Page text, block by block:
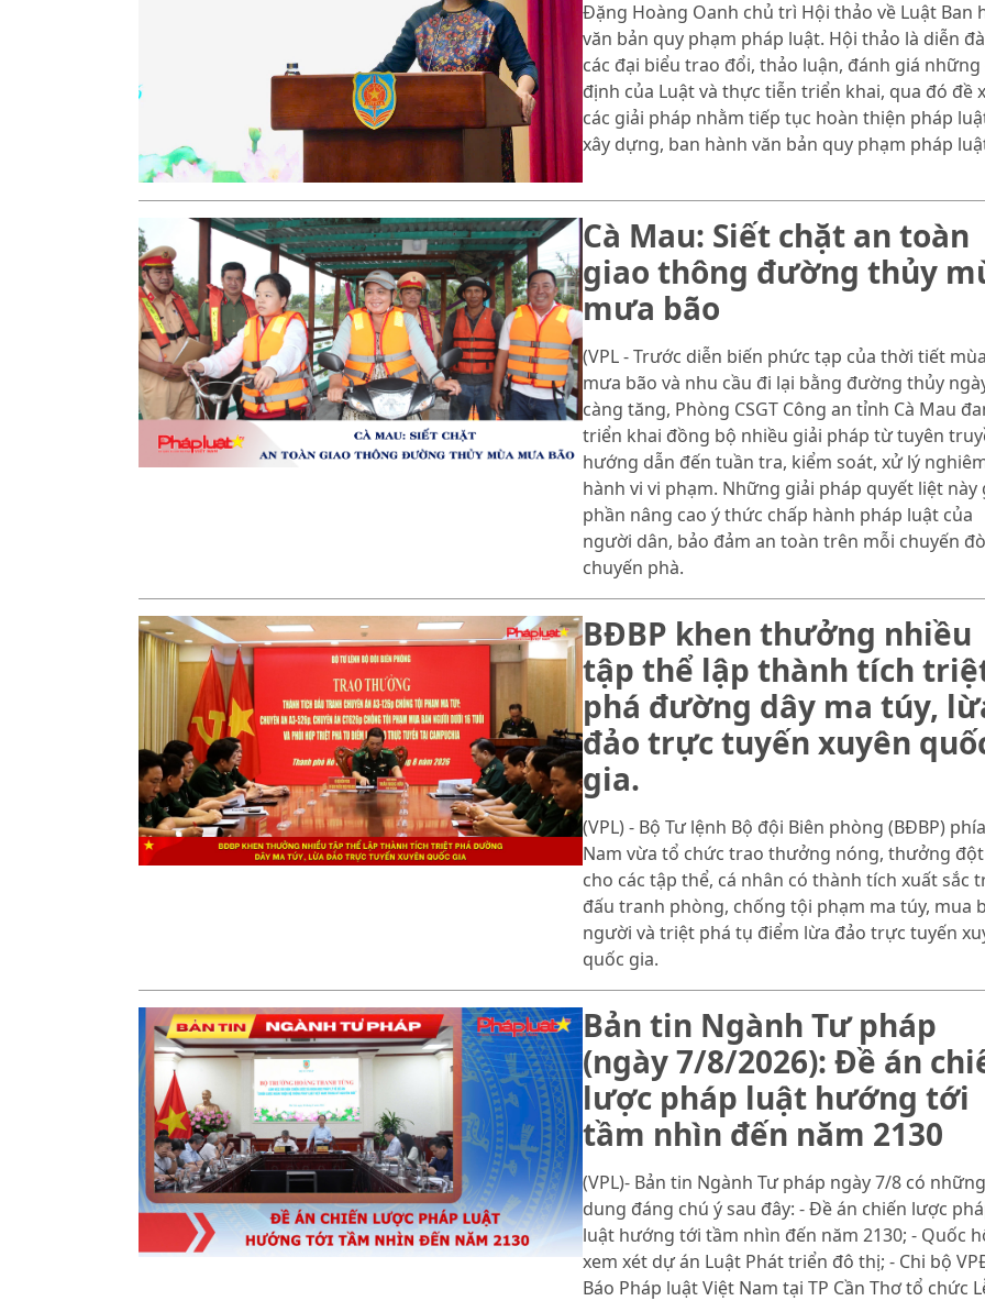
Đặng Hoàng Oanh chủ trì Hội thảo về Luật Ban
văn bản quy phạm pháp luật. Hội thảo là diễn
các đại biểu trao đổi, thảo luận, đánh giá những
định của Luật và thực tiễn triển khai, qua đó đề
các giải pháp nhằm tiếp tục hoàn thiện pháp
xây dựng, ban hành văn bản quy phạm pháp
Cà Mau: Siết chặt an toàn
giao thông đường thủy
mưa bão
(VPL - Trước diễn biến phức tạp của thời tiết mùa
mưa bão và nhu cầu đi lại bằng đường thủy
càng tăng, Phòng CSGT Công an tỉnh Cà Mau
triển khai đồng bộ nhiều giải pháp từ tuyên
hướng dẫn đến tuần tra, kiểm soát, xử lý
hành vi vi phạm. Những giải pháp quyết liệt này
phần nâng cao ý thức chấp hành pháp luật của
người dân, bảo đảm an toàn trên mỗi chuyến
chuyến phà.
BĐBP khen thưởng nhiều
tập thể lập thành tích
phá đường dây ma túy,
đảo trực tuyến xuyên
gia.
(VPL) - Bộ Tư lệnh Bộ đội Biên phòng (BĐBP) phía
Nam vừa tổ chức trao thưởng nóng, thưởng
cho các tập thể, cá nhân có thành tích xuất sắc
đấu tranh phòng, chống tội phạm ma túy, mua
người và triệt phá tụ điểm lừa đảo trực tuyến
quốc gia.
Bản tin Ngành Tư pháp
(ngày 7/8/2026): Đề án
lược pháp luật hướng tới
tầm nhìn đến năm 2130
(VPL)- Bản tin Ngành Tư pháp ngày 7/8 có
dung đáng chú ý sau đây: - Đề án chiến lược
luật hướng tới tầm nhìn đến năm 2130; - Quốc
xem xét dự án Luật Phát triển đô thị; - Chi bộ
Báo Pháp luật Việt Nam tại TP Cần Thơ tổ chức